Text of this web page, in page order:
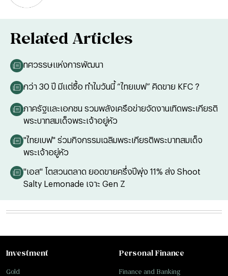
Related Articles
ทศวรรษแห่งการพัฒนา
กว่า 30 ปี มีแต่ซื้อ ทำไมวันนี้ “ไทยเบฟ” คิดขาย KFC ?
ภาครัฐและเอกชน รวมพลังเครือข่ายจัดงานเทิดพระเกียรติ
พระบาทสมเด็จพระเจ้าอยู่หัว
"ไทยเบฟ" ร่วมกิจกรรมเฉลิมพระเกียรติพระบาทสมเด็จ
พระเจ้าอยู่หัว
"เอส" โตสวนตลาด ยอดขายครึ่งปีพุ่ง 11% ส่ง Shoot
Salty Lemonade เจาะ Gen Z
Investment
Gold
Personal Finance
Finance and Banking